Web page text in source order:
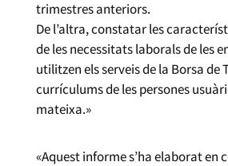
trimestres anteriors.
De l’altra, constatar les
de les necessitats laborals de les
utilitzen els serveis de la Borsa de
currículums de les persones
mateixa.»
«Aquest informe s’ha elaborat en